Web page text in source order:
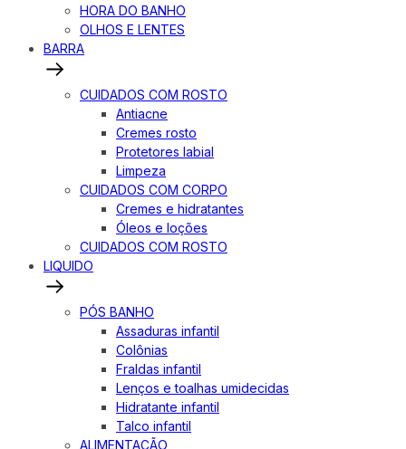
HORA DO BANHO
OLHOS E LENTES
BARRA
CUIDADOS COM ROSTO
Antiacne
Cremes rosto
Protetores labial
Limpeza
CUIDADOS COM CORPO
Cremes e hidratantes
Óleos e loções
CUIDADOS COM ROSTO
LIQUIDO
PÓS BANHO
Assaduras infantil
Colônias
Fraldas infantil
Lenços e toalhas umidecidas
Hidratante infantil
Talco infantil
ALIMENTAÇÃO